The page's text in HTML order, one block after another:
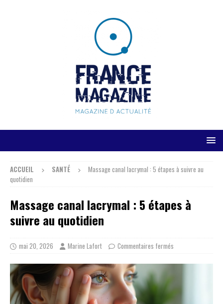
ACCUEIL SANTÉ
Massage canal lacrymal : 5 étapes à suivre au
quotidien
Massage canal lacrymal : 5 étapes à
suivre au quotidien
mai 20, 2026 Marine Lafort Commentaires fermés